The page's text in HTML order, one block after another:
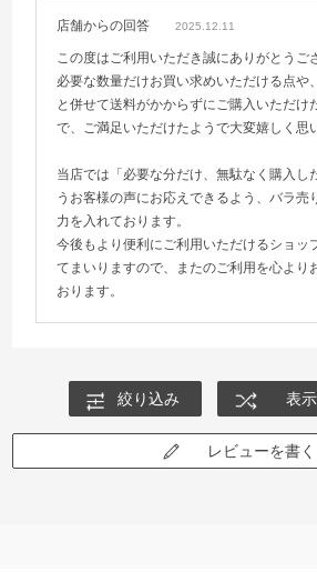
店舗からの回答 2025.12.11
この度はご利用いただき誠にありがとうご
必要な数量だけお買い求めいただける点や
と併せて送料がかからずにご購入いただけ
で、ご満足いただけたようで大変嬉しく思
当店では「必要な分だけ、無駄なく購入し
うお客様の声にお応えできるよう、バラ売
力を入れております。
今後もより便利にご利用いただけるショッ
てまいりますので、またのご利用を心より
おります。
絞り込み 表
レビューを書く